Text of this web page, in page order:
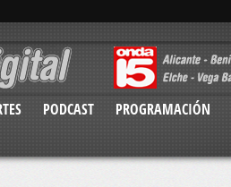
PODCAST PROGRAMACIÓN